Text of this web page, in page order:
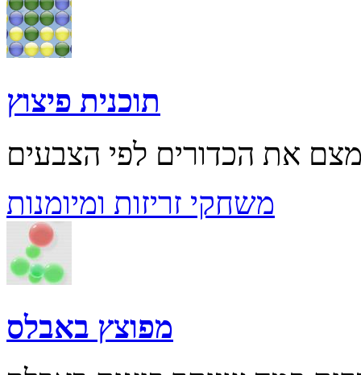
תוכנית פיצוץ
משחקי זריזות ומיומנות
מפוצץ באבלס